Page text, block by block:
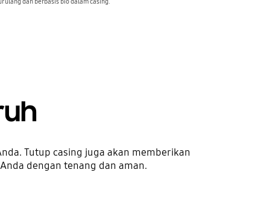
Tutup casing juga akan memberikan
dengan tenang dan aman.